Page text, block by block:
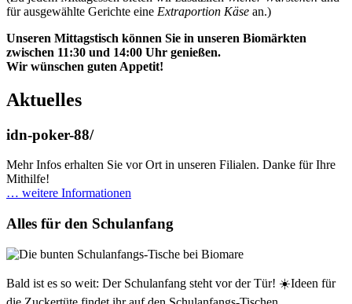
für ausgewählte Gerichte eine Extraportion Käse an.)
Unseren Mittagstisch können Sie in unseren Biomärkten
zwischen 11:30 und 14:00 Uhr genießen.
Wir wünschen guten Appetit!
Aktuelles
idn-poker-88/
Mehr Infos erhalten Sie vor Ort in unseren Filialen. Danke für Ihre
Mithilfe!
… weitere Informationen
Alles für den Schulanfang
Bald ist es so weit: Der Schulanfang steht vor der Tür! ☀️Ideen für